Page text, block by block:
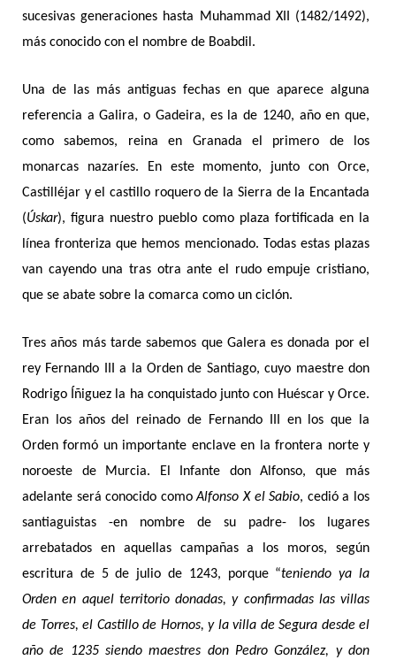
sucesivas generaciones hasta Muhammad XII (1482/1492),
más conocido con el nombre de Boabdil.
Una de las más antiguas fechas en que aparece alguna
referencia a Galira, o Gadeira, es la de 1240, año en que,
como sabemos, reina en Granada el primero de los
monarcas nazaríes. En este momento, junto con Orce,
Castilléjar y el castillo roquero de la Sierra de la Encantada
(Úskar), figura nuestro pueblo como plaza fortificada en la
línea fronteriza que hemos mencionado. Todas estas plazas
van cayendo una tras otra ante el rudo empuje cristiano,
que se abate sobre la comarca como un ciclón.
Tres años más tarde sabemos que Galera es donada por el
rey Fernando III a la Orden de Santiago, cuyo maestre don
Rodrigo Íñiguez la ha conquistado junto con Huéscar y Orce.
Eran los años del reinado de Fernando III en los que la
Orden formó un importante enclave en la frontera norte y
noroeste de Murcia. El Infante don Alfonso, que más
adelante será conocido comoAlfonso X el Sabio, cedió a los
santiaguistas -en nombre de su padre- los lugares
arrebatados en aquellas campañas a los moros, según
escritura de 5 de julio de 1243, porque “teniendo ya la
Orden en aquel territorio donadas, y confirmadas las villas
de Torres, el Castillo de Hornos, y la villa de Segura desde el
año de 1235 siendo maestres don Pedro González, y don